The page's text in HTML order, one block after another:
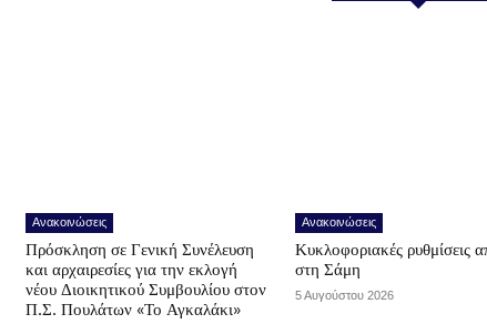
Ανακοινώσεις
Πρόσκληση σε Γενική Συνέλευση
και αρχαιρεσίες για την εκλογή
νέου Διοικητικού Συμβουλίου στον
Π.Σ. Πουλάτων «Το Αγκαλάκι»
Ανακοινώσεις
Κυκλοφοριακές ρυθμίσεις
στη Σάμη
5 Αυγούστου 2026